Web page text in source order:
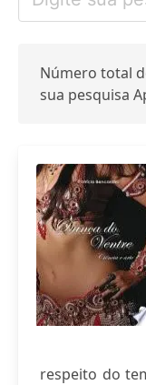
Número total
sua pesquisa
respeito do